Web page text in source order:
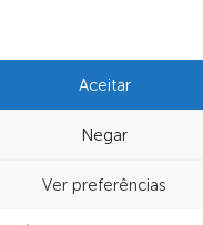
Aceitar
Negar
Ver preferências
OUT OF HOME